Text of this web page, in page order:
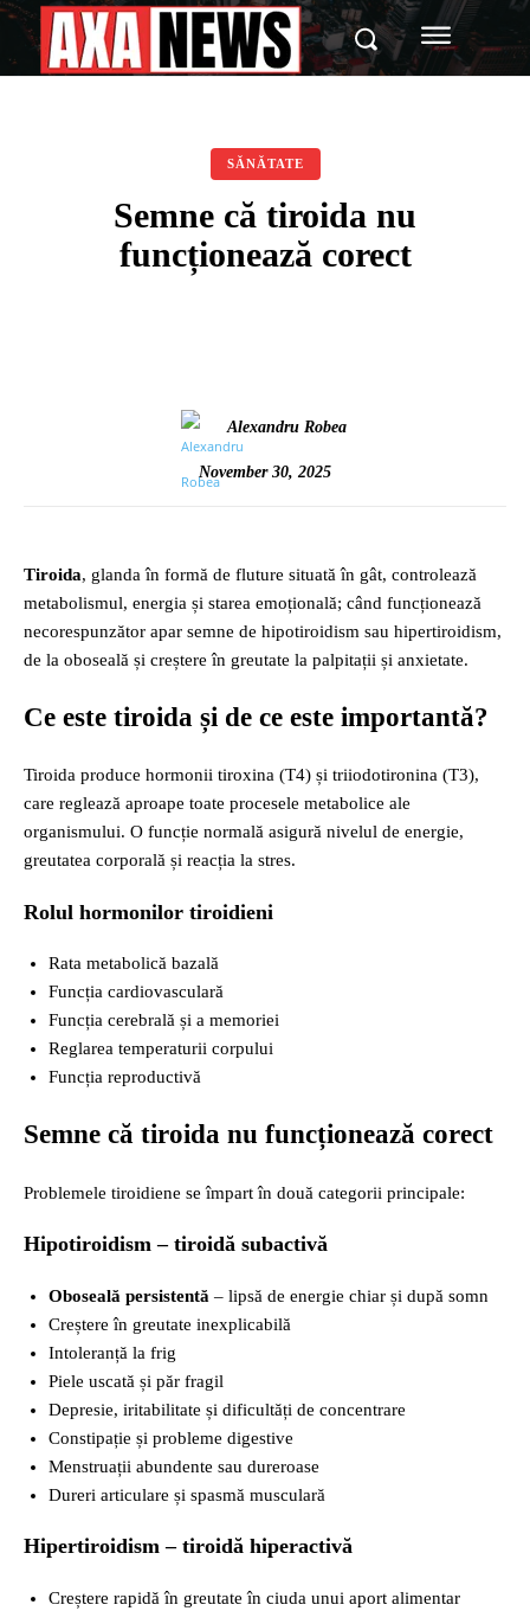
SĂNĂTATE
Semne că tiroida nu
funcționează corect
Alexandru Robea
November 30, 2025
Tiroida, glanda în formă de fluture situată în gât, controlează
metabolismul, energia și starea emoțională; când funcționează
necorespunzător apar semne de hipotiroidism sau hipertiroidism,
de la oboseală și creștere în greutate la palpitații și anxietate.
Ce este tiroida și de ce este importantă?
Tiroida produce hormonii tiroxina (T4) și triiodotironina (T3),
care reglează aproape toate procesele metabolice ale
organismului. O funcție normală asigură nivelul de energie,
greutatea corporală și reacția la stres.
Rolul hormonilor tiroidieni
Rata metabolică bazală
Funcția cardiovasculară
Funcția cerebrală și a memoriei
Reglarea temperaturii corpului
Funcția reproductivă
Semne că tiroida nu funcționează corect
Problemele tiroidiene se împart în două categorii principale:
Hipotiroidism – tiroidă subactivă
Oboseală persistentă – lipsă de energie chiar și după somn
Creștere în greutate inexplicabilă
Intoleranță la frig
Piele uscată și păr fragil
Depresie, iritabilitate și dificultăți de concentrare
Constipație și probleme digestive
Menstruații abundente sau dureroase
Dureri articulare și spasmă musculară
Hipertiroidism – tiroidă hiperactivă
Creștere rapidă în greutate în ciuda unui aport alimentar